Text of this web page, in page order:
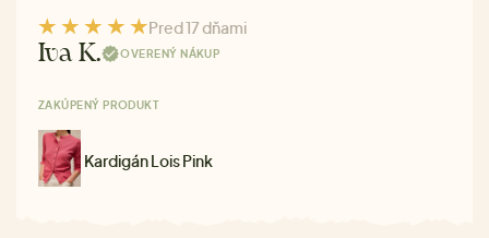
Pred 17 dňami
Iva K. OVERENÝ NÁKUP
ZAKÚPENÝ PRODUKT
Kardigán Lois Pink